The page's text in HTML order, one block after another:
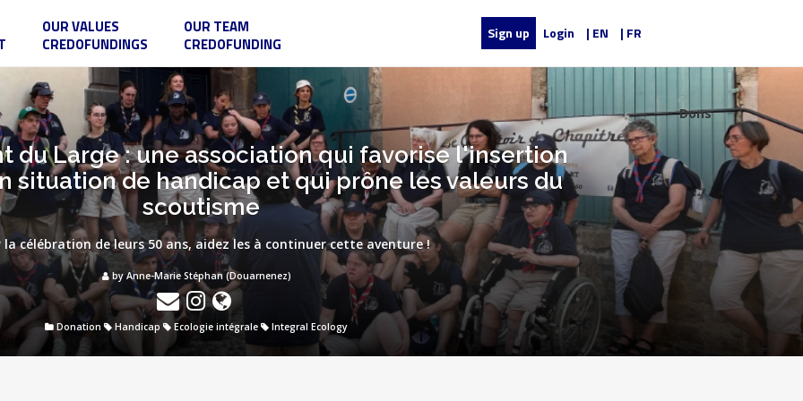
Sign up Login | EN | FR
OUR VALUES
CREDOFUNDINGS
OUR TEAM
CREDOFUNDING
du Large : une association qui favorise l'insertion
situation de handicap et qui prône les valeurs du
scoutisme
la célébration de leurs 50 ans, aidez les à continuer cette aventure !
by Anne-Marie Stéphan (Douarnenez)
Donation Handicap Ecologie intégrale Integral Ecology
Dons